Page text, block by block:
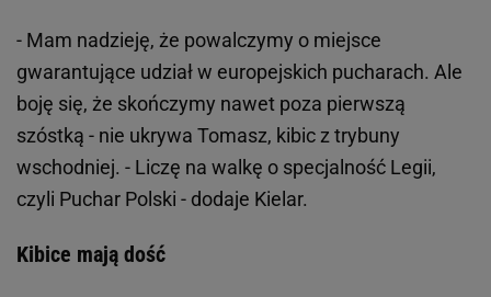
- Mam nadzieję, że powalczymy o miejsce
gwarantujące udział w europejskich pucharach. Ale
boję się, że skończymy nawet poza pierwszą
szóstką - nie ukrywa Tomasz, kibic z trybuny
wschodniej. - Liczę na walkę o specjalność Legii,
czyli Puchar Polski - dodaje Kielar.
Kibice mają dość